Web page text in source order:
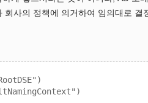
사의 정책에 의거하여 임의대로